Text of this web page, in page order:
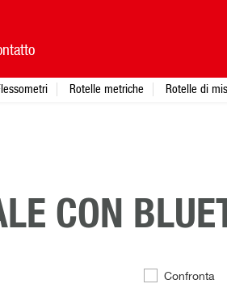
CON
Confronta
Rotelle metriche Rotelle di